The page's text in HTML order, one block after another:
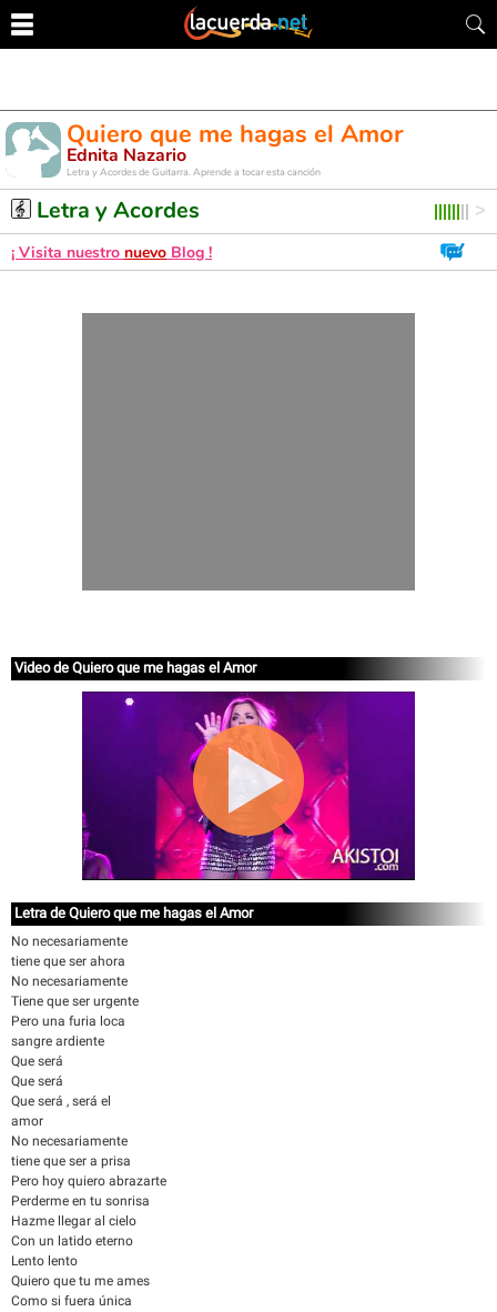
Quiero que me hagas el Amor
Ednita Nazario
Letra y Acordes de Guitarra. Aprende a tocar esta canción
Letra y Acordes
¡ Visita nuestro nuevo Blog !
Video de Quiero que me hagas el Amor
Letra de Quiero que me hagas el Amor
No necesariamente
tiene que ser ahora
No necesariamente
Tiene que ser urgente
Pero una furia loca
sangre ardiente
Que será
Que será
Que será , será el
amor
No necesariamente
tiene que ser a prisa
Pero hoy quiero abrazarte
Perderme en tu sonrisa
Hazme llegar al cielo
Con un latido eterno
Lento lento
Quiero que tu me ames
Como si fuera única